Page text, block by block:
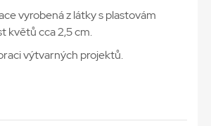
vyrobená z látky s plastovám
květů cca 2,5 cm.
výtvarných projektů.